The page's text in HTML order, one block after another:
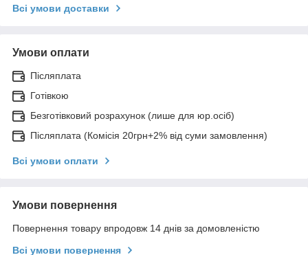
Всі умови доставки
Умови оплати
Післяплата
Готівкою
Безготівковий розрахунок (лише для юр.осіб)
Післяплата (Комісія 20грн+2% від суми замовлення)
Всі умови оплати
Умови повернення
Повернення товару впродовж 14 днів за домовленістю
Всі умови повернення